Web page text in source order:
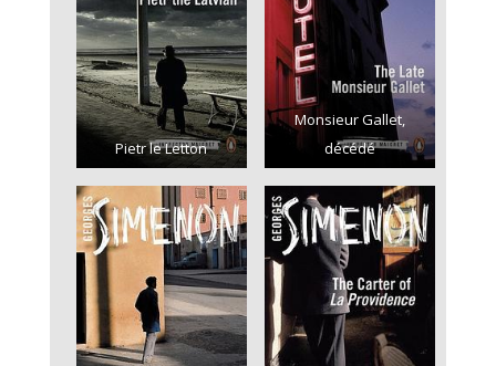
Pietr le Letton
Monsieur Gallet,
décédé